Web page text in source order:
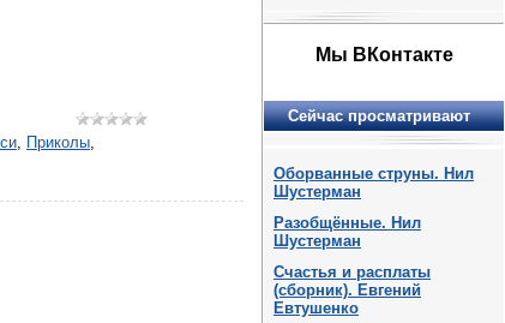
, Приколы,
Мы ВКонтакте
Сейчас просматривают
Оборванные струны. Нил
Шустерман
Разобщённые. Нил
Шустерман
Счастья и расплаты
(сборник). Евгений
Евтушенко